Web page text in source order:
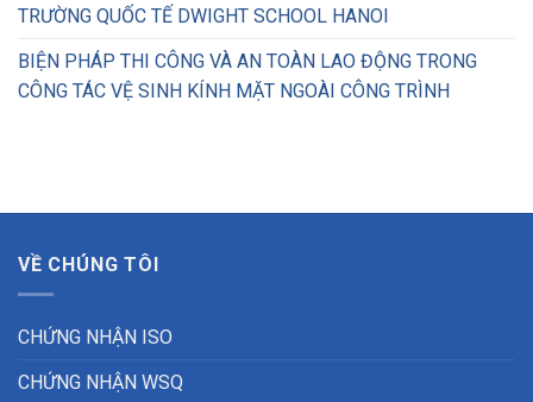
TRƯỜNG QUỐC TẾ DWIGHT SCHOOL HANOI
BIỆN PHÁP THI CÔNG VÀ AN TOÀN LAO ĐỘNG TRONG
CÔNG TÁC VỆ SINH KÍNH MẶT NGOÀI CÔNG TRÌNH
VỀ CHÚNG TÔI
CHỨNG NHẬN ISO
CHỨNG NHẬN WSQ